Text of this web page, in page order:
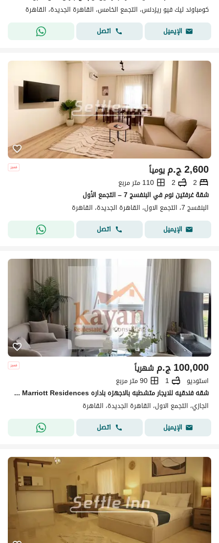
كومباوند ليك فيو ريزدنس، التجمع الخامس، القاهرة الجديدة، القاهرة
الإيميل
اتصل
ج.م2,600 يومياً
2
2
110 متر مربع
شقة غرفتين نوم في البنفسج 7 – التجمع الأول
البنفسج 7، التجمع الاول، القاهرة الجديدة، القاهرة
الإيميل
اتصل
ج.م100,000 شهرياً
استوديو 1
90 متر مربع
شقه فندقيه للايجار متشطبه بالاجهزه باداره Marriott Residences داخل كمبوند الجازي بالتجمع
الجازي، التجمع الاول، القاهرة الجديدة، القاهرة
الإيميل
اتصل